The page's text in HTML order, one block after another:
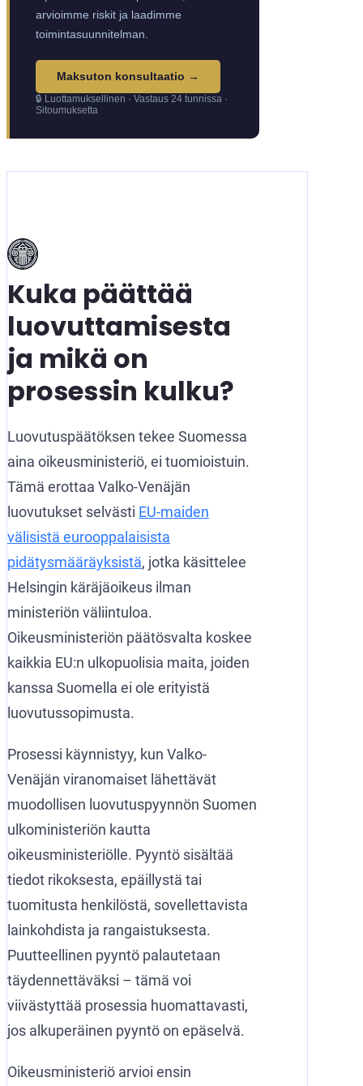
arvioimme riskit ja laadimme
toimintasuunnitelman.
Maksuton konsultaatio →
🔒 Luottamuksellinen · Vastaus 24 tunnissa ·
Sitoumuksetta
Kuka päättää
luovuttamisesta
ja mikä on
prosessin kulku?
Luovutuspäätöksen tekee Suomessa
aina oikeusministeriö, ei tuomioistuin.
Tämä erottaa Valko-Venäjän
luovutukset selvästi EU-maiden
välisistä eurooppalaisista
pidätysmääräyksistä, jotka käsittelee
Helsingin käräjäoikeus ilman
ministeriön väliintuloa.
Oikeusministeriön päätösvalta koskee
kaikkia EU:n ulkopuolisia maita, joiden
kanssa Suomella ei ole erityistä
luovutussopimusta.
Prosessi käynnistyy, kun Valko-
Venäjän viranomaiset lähettävät
muodollisen luovutuspyynnön Suomen
ulkoministeriön kautta
oikeusministeriölle. Pyyntö sisältää
tiedot rikoksesta, epäillystä tai
tuomitusta henkilöstä, sovellettavista
lainkohdista ja rangaistuksesta.
Puutteellinen pyyntö palautetaan
täydennettäväksi – tämä voi
viivästyttää prosessia huomattavasti,
jos alkuperäinen pyyntö on epäselvä.
Oikeusministeriö arvioi ensin